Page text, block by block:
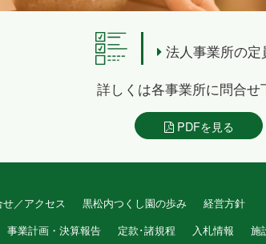
法人事業所の定
詳しくは各事業所に問合せ
PDFを見る
せ／アクセス 黒松内つくし園の歩み
経営方針
事業計画・決算報告 定款･諸規程 入札情報 施